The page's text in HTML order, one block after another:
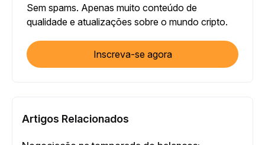
Sem spams. Apenas muito conteúdo de
qualidade e atualizações sobre o mundo cripto.
Inscreva-se agora
Artigos Relacionados